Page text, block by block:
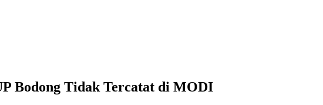
Bodong Tidak Tercatat di MODI